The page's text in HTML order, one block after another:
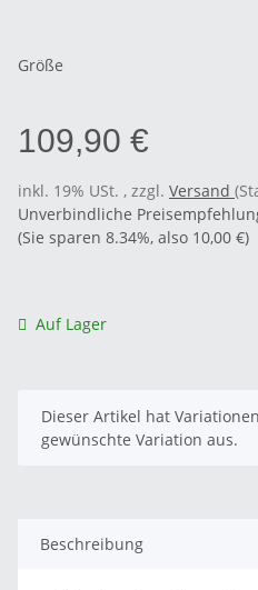
Größe
109,90 €
inkl. 19% USt. , zzgl. Versand
Unverbindliche
(Sie sparen 8.34%, also 10,00 €)
Auf Lager
x
Dieser Artikel hat
gewünschte Variation aus.
Beschreibung